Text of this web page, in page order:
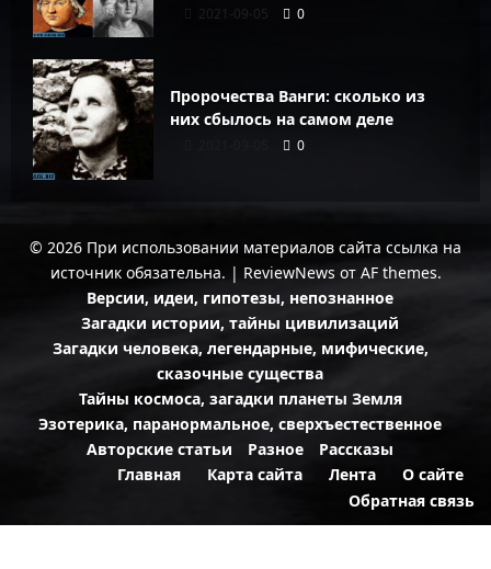
2021-09-05 0
Пророчества Ванги: сколько из
них сбылось на самом деле
0
© 2026 При использовании материалов сайта ссылка на
источник обязательна. | ReviewNews от AF themes.
Версии, идеи, гипотезы, непознанное
Загадки истории, тайны цивилизаций
Загадки человека, легендарные, мифические,
сказочные существа
Тайны космоса, загадки планеты Земля
Эзотерика, паранормальное, сверхъестественное
Авторские статьи
Разное
Рассказы
Главная
Карта сайта Лента
О сайте
Обратная связь